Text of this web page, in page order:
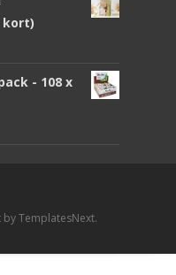
kort)
- 108 x
by TemplatesNext.